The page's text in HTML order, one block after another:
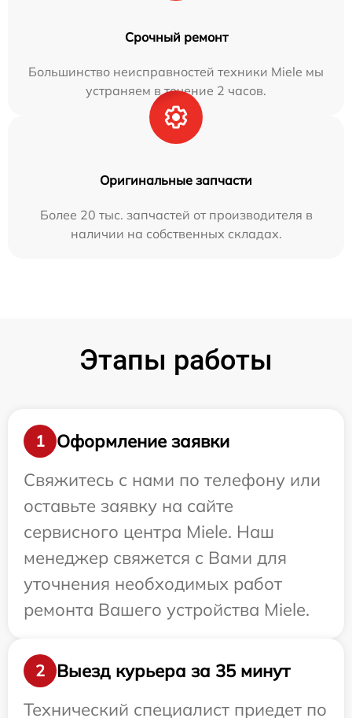
Срочный ремонт
Большинство неисправностей техники Miele мы
устраняем в течение 2 часов.
Оригинальные запчасти
Более 20 тыс. запчастей от производителя в
наличии на собственных складах.
Этапы работы
1
Оформление заявки
Свяжитесь с нами по телефону или
оставьте заявку на сайте
сервисного центра Miele. Наш
менеджер свяжется с Вами для
уточнения необходимых работ
ремонта Вашего устройства Miele.
2
Выезд курьера за 35 минут
Технический специалист приедет по